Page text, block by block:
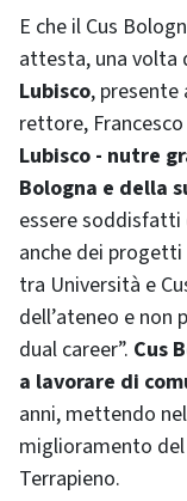
E che il Cus
attesta, una volta
Lubisco, presente
rettore,
Lubisco - nutre
Bologna e della
essere
anche dei
tra Università e
dell’ateneo e
dual career”. Cus
a lavorare di
anni, mettendo
miglioramento
Terrapieno.